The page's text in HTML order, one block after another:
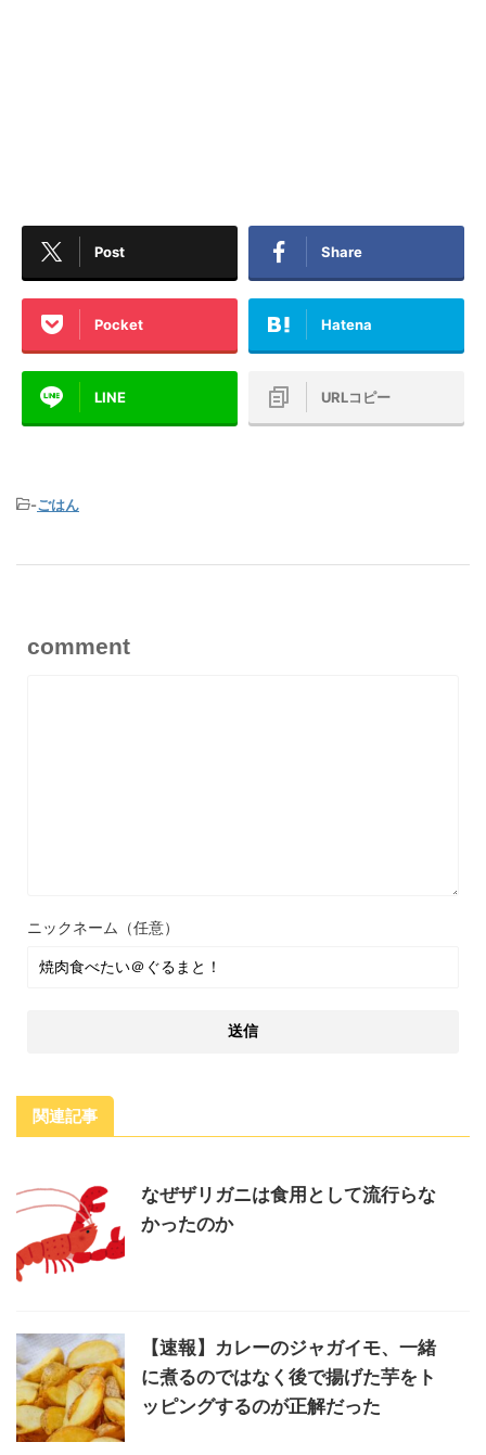
Post Share
Pocket Hatena
LINE URLコピー
-ごはん
comment
ニックネーム（任意）
関連記事
なぜザリガニは食用として流行らな
かったのか
【速報】カレーのジャガイモ、一緒
に煮るのではなく後で揚げた芋をト
ッピングするのが正解だった